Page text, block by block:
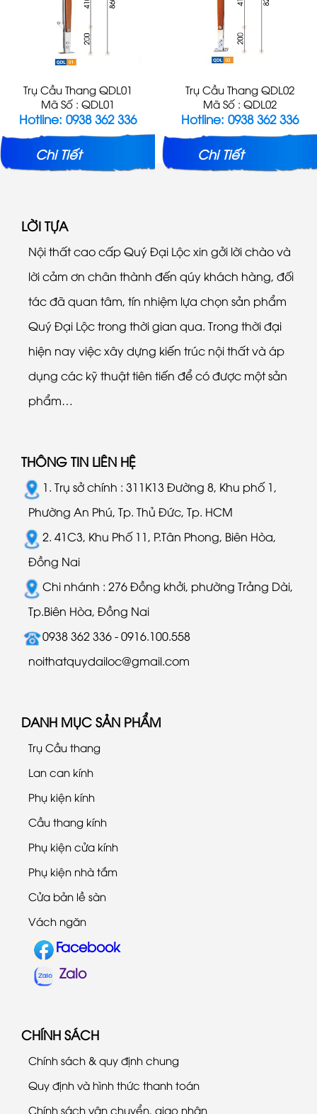
Trụ Cầu Thang QDL01
Mã Số : QDL01
Hotline: 0938 362 336
Chi Tiết
Trụ Cầu Thang QDL02
Mã Số : QDL02
Hotline: 0938 362 336
Chi Tiết
LỜI TỰA
Nội thất cao cấp Quý Đại Lộc xin gởi lời chào và
lời cảm ơn chân thành đến qúy khách hàng, đối
tác đã quan tâm, tín nhiệm lựa chọn sản phẩm
Quý Đại Lộc trong thời gian qua. Trong thời đại
hiện nay việc xây dựng kiến trúc nội thất và áp
dụng các kỹ thuật tiên tiến để có được một sản
phẩm…
THÔNG TIN LIÊN HỆ
1. Trụ sở chính : 311K13 Đường 8, Khu phố 1,
Phường An Phú, Tp. Thủ Đức, Tp. HCM
2. 41C3, Khu Phố 11, P.Tân Phong, Biên Hòa,
Đồng Nai
Chi nhánh : 276 Đồng khởi, phường Trảng Dài,
Tp.Biên Hòa, Đồng Nai
0938 362 336 - 0916.100.558
noithatquydailoc@gmail.com
DANH MỤC SẢN PHẨM
Trụ Cầu thang
Lan can kính
Phụ kiện kính
Cầu thang kính
Phụ kiện cửa kính
Phụ kiện nhà tắm
Cửa bản lề sàn
Vách ngăn
Facebook
Zalo
CHÍNH SÁCH
Chính sách & quy định chung
Quy định và hình thức thanh toán
Chính sách vận chuyển, giao nhận